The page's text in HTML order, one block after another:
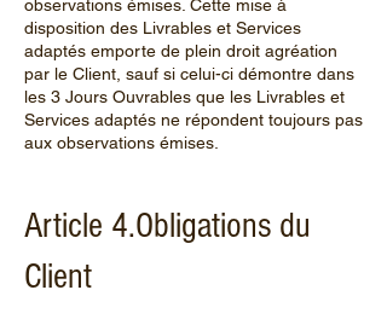
observations émises. Cette mise à
disposition des Livrables et Services
adaptés emporte de plein droit agréation
par le Client, sauf si celui-ci démontre dans
les 3 Jours Ouvrables que les Livrables et
Services adaptés ne répondent toujours pas
aux observations émises.
Article 4.Obligations du
Client